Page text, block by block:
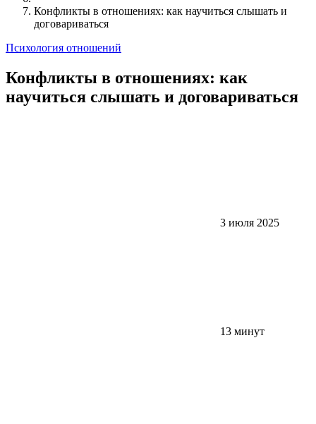
Конфликты в отношениях: как научиться слышать и
договариваться
Психология отношений
Конфликты в отношениях: как
научиться слышать и договариваться
3 июля 2025
13 минут